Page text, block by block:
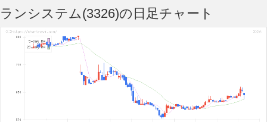
ランシステム(3326)の日足チャート